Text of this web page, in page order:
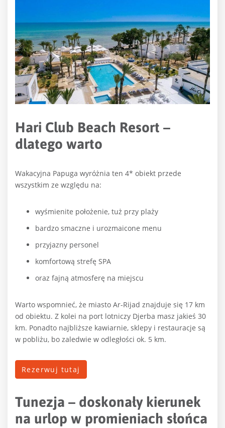
Hari Club Beach Resort –
dlatego warto
Wakacyjna Papuga wyróżnia ten 4* obiekt przede
wszystkim ze względu na:
wyśmienite położenie, tuż przy plaży
bardzo smaczne i urozmaicone menu
przyjazny personel
komfortową strefę SPA
oraz fajną atmosferę na miejscu
Warto wspomnieć, że miasto Ar-Rijad znajduje się 17 km
od obiektu. Z kolei na port lotniczy Djerba masz jakieś 30
km. Ponadto najbliższe kawiarnie, sklepy i restauracje są
w pobliżu, bo zaledwie w odległości ok. 5 km.
Rezerwuj tutaj
Tunezja – doskonały kierunek
na urlop w promieniach słońca